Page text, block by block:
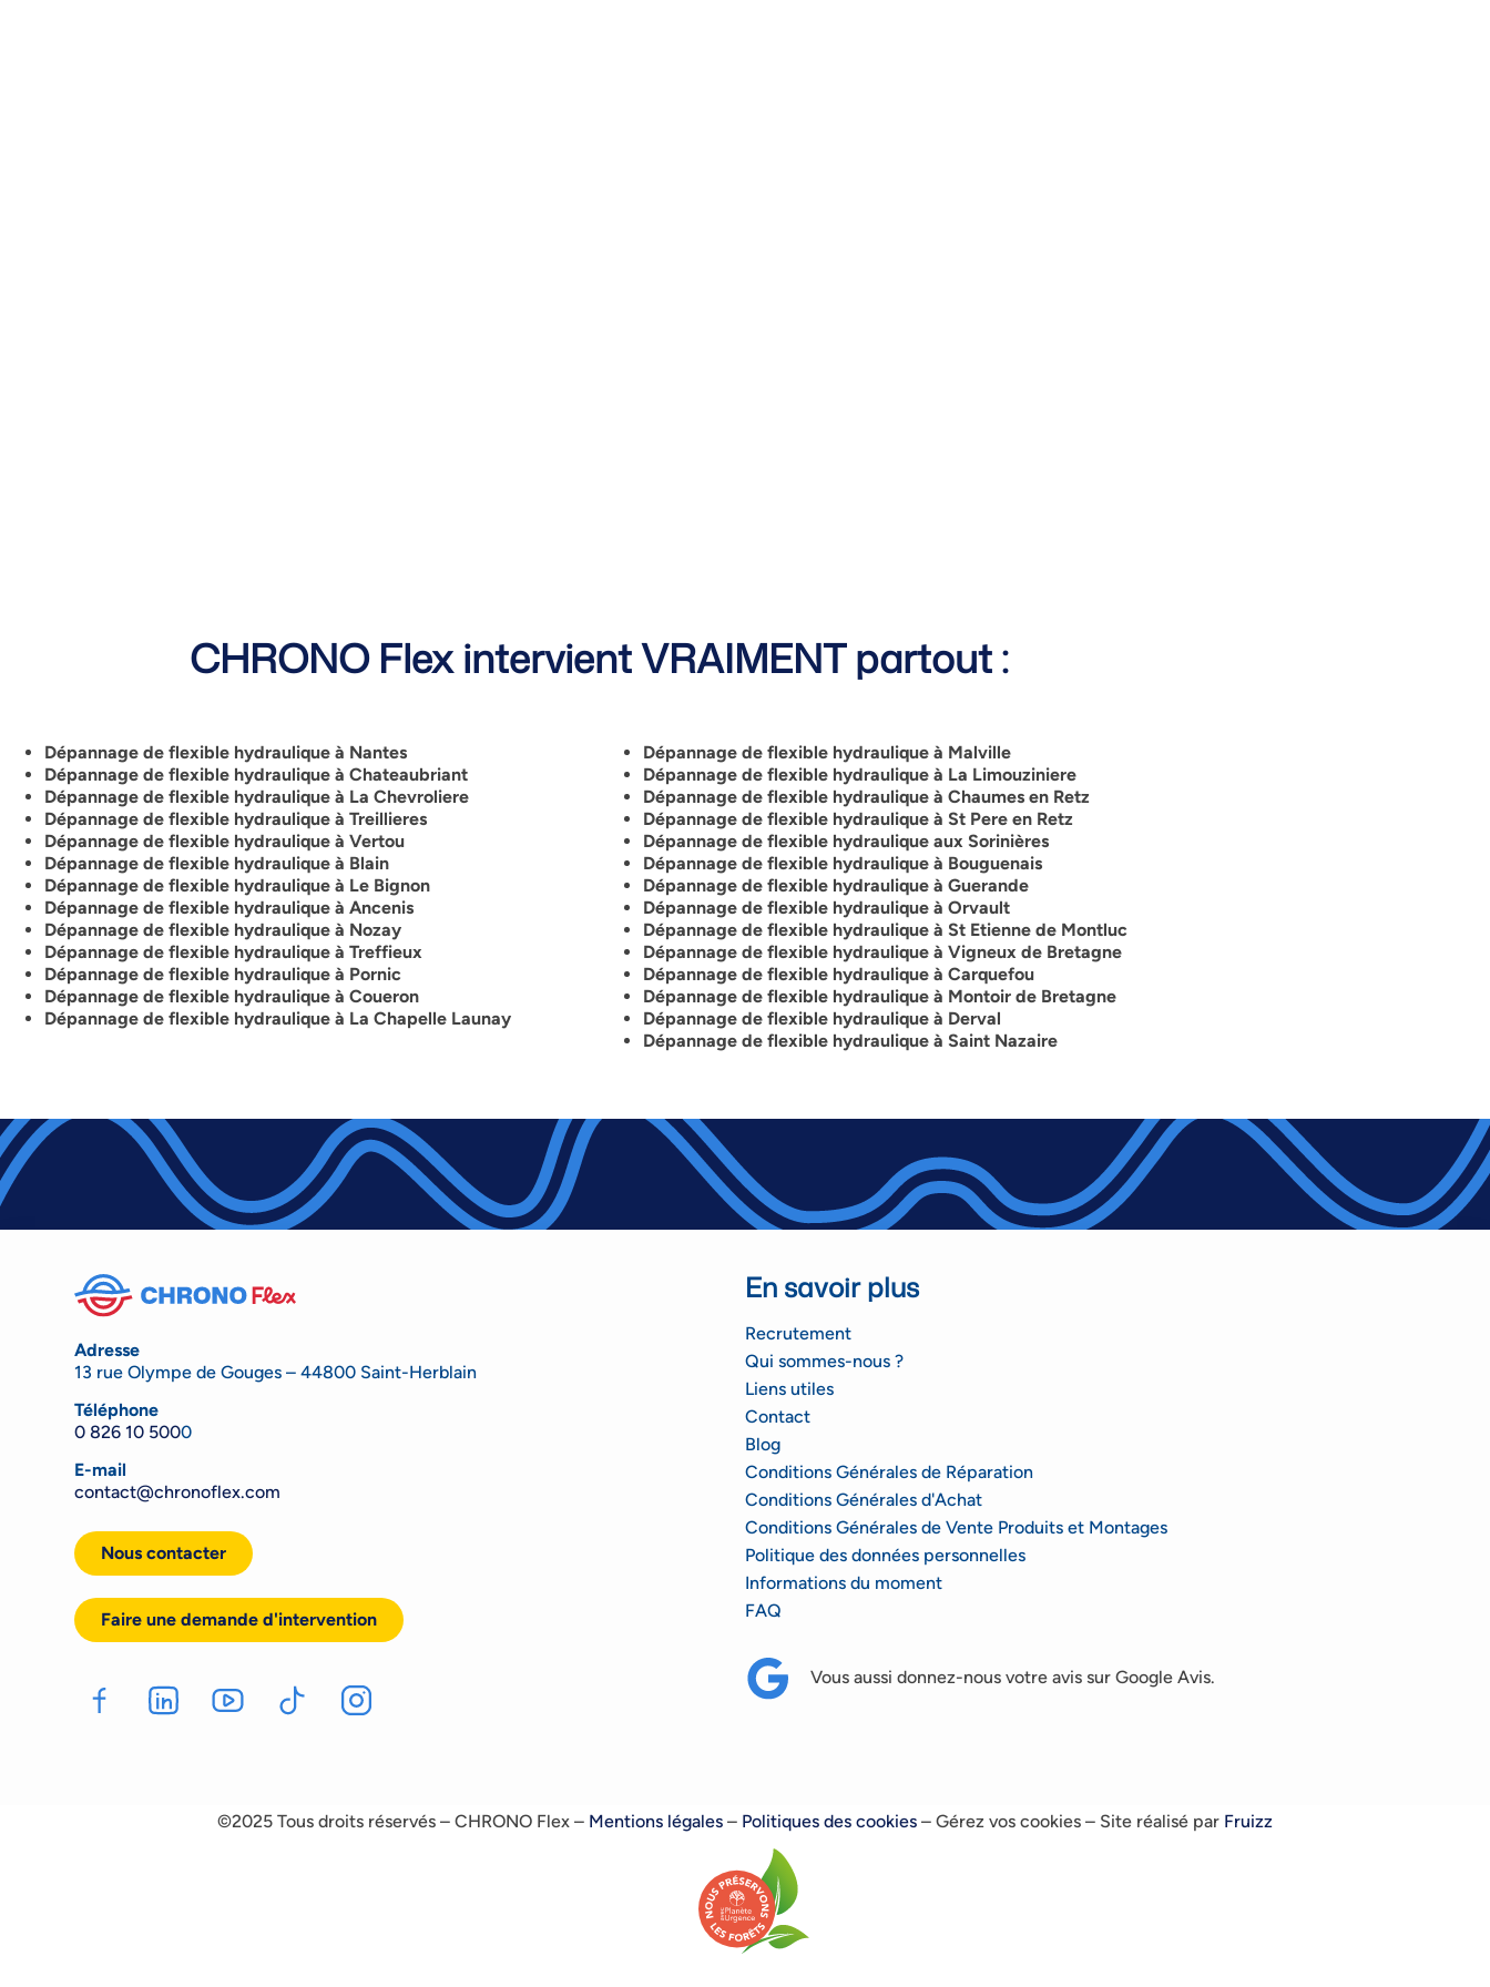
CHRONO Flex intervient VRAIMENT partout :
Dépannage de flexible hydraulique à Nantes
Dépannage de flexible hydraulique à Chateaubriant
Dépannage de flexible hydraulique à La Chevroliere
Dépannage de flexible hydraulique à Treillieres
Dépannage de flexible hydraulique à Vertou
Dépannage de flexible hydraulique à Blain
Dépannage de flexible hydraulique à Le Bignon
Dépannage de flexible hydraulique à Ancenis
Dépannage de flexible hydraulique à Nozay
Dépannage de flexible hydraulique à Treffieux
Dépannage de flexible hydraulique à Pornic
Dépannage de flexible hydraulique à Coueron
Dépannage de flexible hydraulique à La Chapelle Launay
Dépannage de flexible hydraulique à Malville
Dépannage de flexible hydraulique à La Limouziniere
Dépannage de flexible hydraulique à Chaumes en Retz
Dépannage de flexible hydraulique à St Pere en Retz
Dépannage de flexible hydraulique aux Sorinières
Dépannage de flexible hydraulique à Bouguenais
Dépannage de flexible hydraulique à Guerande
Dépannage de flexible hydraulique à Orvault
Dépannage de flexible hydraulique à St Etienne de Montluc
Dépannage de flexible hydraulique à Vigneux de Bretagne
Dépannage de flexible hydraulique à Carquefou
Dépannage de flexible hydraulique à Montoir de Bretagne
Dépannage de flexible hydraulique à Derval
Dépannage de flexible hydraulique à Saint Nazaire
Adresse
13 rue Olympe de Gouges – 44800 Saint-Herblain
Téléphone
0 826 10 5000
E-mail
contact@chronoflex.com
Nous contacter
Faire une demande d'intervention
En savoir plus
Recrutement
Qui sommes-nous ?
Liens utiles
Contact
Blog
Conditions Générales de Réparation
Conditions Générales d'Achat
Conditions Générales de Vente Produits et Montages
Politique des données personnelles
Informations du moment
FAQ
Vous aussi donnez-nous votre avis sur Google Avis.
©2025 Tous droits réservés – CHRONO Flex – Mentions légales – Politiques des cookies – Gérez vos cookies – Site réalisé par Fruizz